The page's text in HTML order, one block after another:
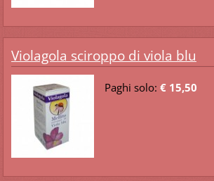
Violagola sciroppo di viola blu
Paghi solo: € 15,50